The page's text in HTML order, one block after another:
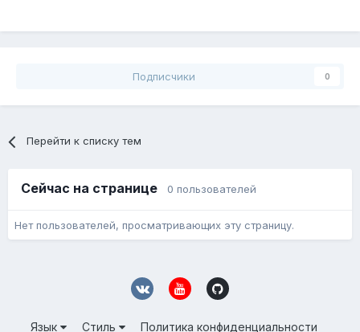
Подписчики 0
Перейти к списку тем
Сейчас на странице 0 пользователей
Нет пользователей, просматривающих эту страницу.
Язык Стиль Политика конфиденциальности